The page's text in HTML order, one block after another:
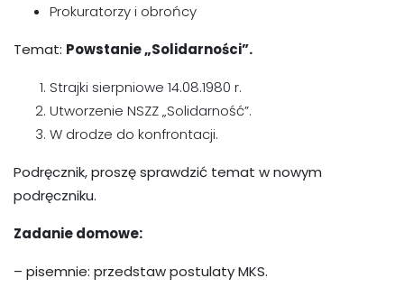
Prokuratorzy i obrońcy
Temat: Powstanie „Solidarności”.
Strajki sierpniowe 14.08.1980 r.
Utworzenie NSZZ „Solidarność”.
W drodze do konfrontacji.
Podręcznik, proszę sprawdzić temat w nowym
podręczniku.
Zadanie domowe:
– pisemnie: przedstaw postulaty MKS.